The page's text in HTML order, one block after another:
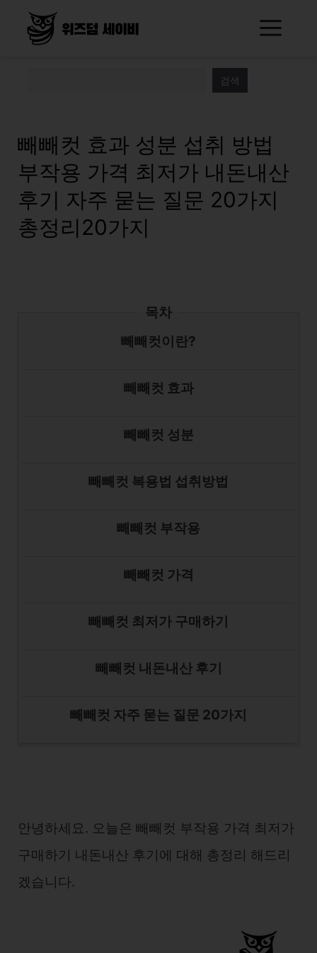
검색
빼빼컷 효과 성분 섭취 방법
부작용 가격 최저가 내돈내산
후기 자주 묻는 질문 20가지
총정리20가지
목차
빼빼컷이란?
빼빼컷 효과
빼빼컷 성분
빼빼컷 복용법 섭취방법
빼빼컷 부작용
빼빼컷 가격
빼빼컷 최저가 구매하기
빼빼컷 내돈내산 후기
빼빼컷 자주 묻는 질문 20가지
안녕하세요. 오늘은 빼빼컷 부작용 가격 최저가
구매하기 내돈내산 후기에 대해 총정리 해드리
겠습니다.